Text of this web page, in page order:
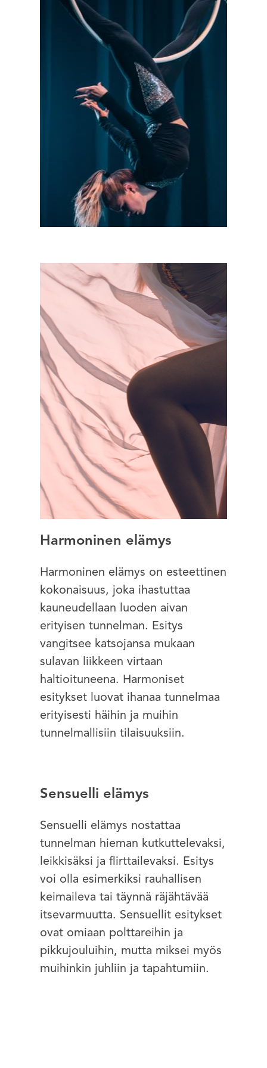
Harmoninen elämys
Harmoninen elämys on esteettinen
kokonaisuus, joka ihastuttaa
kauneudellaan luoden aivan
erityisen tunnelman. Esitys
vangitsee katsojansa mukaan
sulavan liikkeen virtaan
haltioituneena. Harmoniset
esitykset luovat ihanaa tunnelmaa
erityisesti häihin ja muihin
tunnelmallisiin tilaisuuksiin.
Sensuelli elämys
Sensuelli elämys nostattaa
tunnelman hieman kutkuttelevaksi,
leikkisäksi ja flirttailevaksi. Esitys
voi olla esimerkiksi rauhallisen
keimaileva tai täynnä räjähtävää
itsevarmuutta. Sensuellit esitykset
ovat omiaan polttareihin ja
pikkujouluihin, mutta miksei myös
muihinkin juhliin ja tapahtumiin.